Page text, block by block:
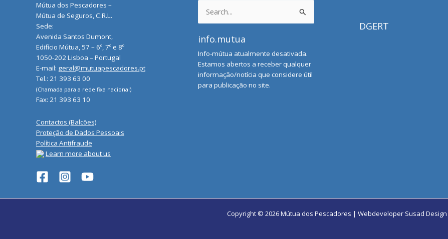
Mútua dos Pescadores –
Mútua de Seguros, C.R.L.
Sede:
Avenida Santos Dumont,
Edifício Mútua, 57 – 6º, 7º e 8º
1050-202 Lisboa – Portugal
E-mail: geral@mutuapescadores.pt
Tel.: 21 393 63 00
(Chamada para a rede fixa nacional)
Fax: 21 393 63 10
Contactos (Balcões)
Proteção de Dados Pessoais
Política Antifraude
Learn more about us
Search
for:
info.mutua
Info-mútua atualmente desativada.
Estamos abertos a receber qualquer
informação/notícia que considere útil
para publicação no site.
DGERT
Copyright © 2026 Mútua dos Pescadores | Webdeveloper Susad Design